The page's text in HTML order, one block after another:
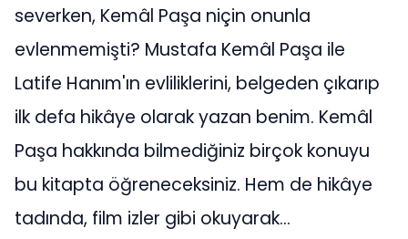
severken, Kemâl Paşa niçin onunla
evlenmemişti? Mustafa Kemâl Paşa ile
Latife Hanım'ın evliliklerini, belgeden çıkarıp
ilk defa hikâye olarak yazan benim. Kemâl
Paşa hakkında bilmediğiniz birçok konuyu
bu kitapta öğreneceksiniz. Hem de hikâye
tadında, film izler gibi okuyarak...